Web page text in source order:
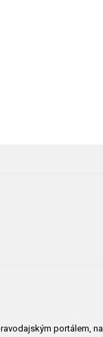
portálem, na